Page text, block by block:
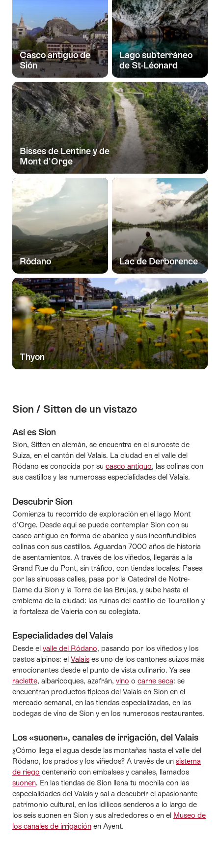
Casco antiguo de
Sión
Lago subterráneo
de St-Léonard
Bisses de Lentine y de
Mont d'Orge
Ródano Lac de Derborence
Thyon
Sion / Sitten de un vistazo
Así es Sion
Sion, Sitten en alemán, se encuentra en el suroeste de
Suiza, en el cantón del Valais. La ciudad en el valle del
Ródano es conocida por su casco antiguo, las colinas con
sus castillos y las numerosas especialidades del Valais.
Descubrir Sion
Comienza tu recorrido de exploración en el lago Mont
d'Orge. Desde aquí se puede contemplar Sion con su
casco antiguo en forma de abanico y sus inconfundibles
colinas con sus castillos. Aguardan 7000 años de historia
de asentamientos. A través de los viñedos, llegarás a la
Grand Rue du Pont, sin tráfico, con tiendas locales. Pasea
por las sinuosas calles, pasa por la Catedral de Notre-
Dame du Sion y la Torre de las Brujas, y sube hasta el
emblema de la ciudad: las ruinas del castillo de Tourbillon y
la fortaleza de Valeria con su colegiata.
Especialidades del Valais
Desde el valle del Ródano, pasando por los viñedos y los
pastos alpinos: el Valais es uno de los cantones suizos más
emocionantes desde el punto de vista culinario. Ya sea
raclette, albaricoques, azafrán, vino o carne seca: se
encuentran productos típicos del Valais en Sion en el
mercado semanal, en las tiendas especializadas, en las
bodegas de vino de Sion y en los numerosos restaurantes.
Los «suonen», canales de irrigación, del Valais
¿Cómo llega el agua desde las montañas hasta el valle del
Ródano, los prados y los viñedos? A través de un sistema
de riego centenario con embalses y canales, llamados
suonen. En las tiendas de Sion llena tu mochila con las
especialidades del Valais y sal a descubrir el apasionante
patrimonio cultural, en los idílicos senderos a lo largo de
los seis suonen en Sion y sus alrededores o en el Museo de
los canales de irrigación en Ayent.